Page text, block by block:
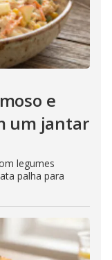
e
um jantar
legumes
palha para